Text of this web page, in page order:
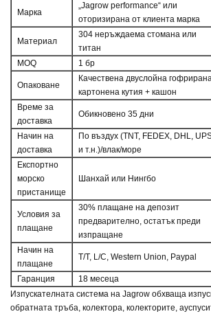
Марка
„Jagrow performance“ или
оторизирана от клиента марка
Материал
304 неръждаема стомана или
титан
MOQ
1 бр
Опаковане
Качествена двуслойна
картонена кутия + кашон
Време за
доставка
Обикновено 35 дни
Начин на
доставка
По въздух (TNT, FEDEX, DHL,
и т.н.)/влак/море
Експортно
морско
пристанище
Шанхай или Нингбо
Условия за
плащане
30% плащане на депозит
предварително, остатък преди
изпращане
Начин на
плащане
T/T, L/C, Western Union, Paypal
Гаранция
18 месеца
Изпускателната система на Jagrow обхваща
обратната тръба, колектора, колекторите,